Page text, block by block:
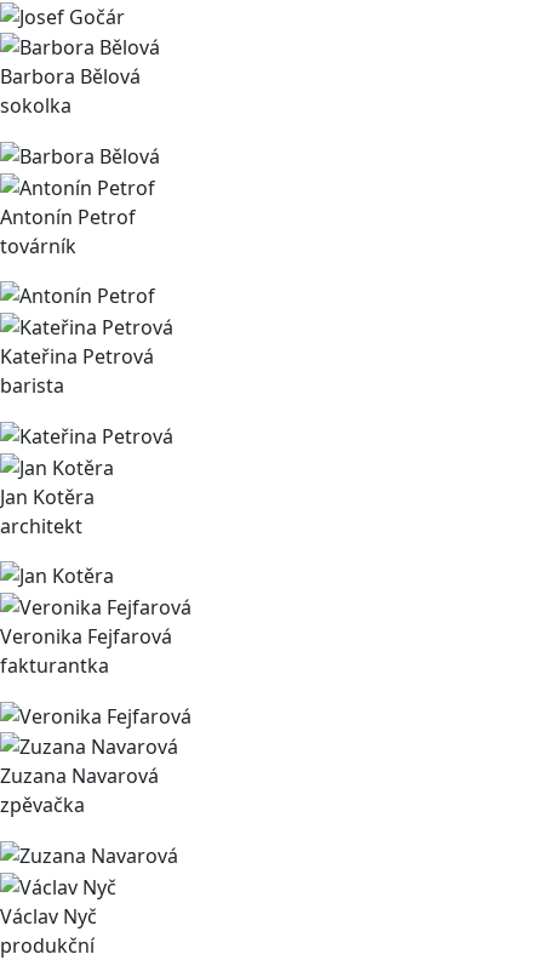
Barbora Bělová
sokolka
Antonín Petrof
továrník
Kateřina Petrová
barista
Jan Kotěra
architekt
Veronika Fejfarová
fakturantka
Zuzana Navarová
zpěvačka
Václav Nyč
produkční